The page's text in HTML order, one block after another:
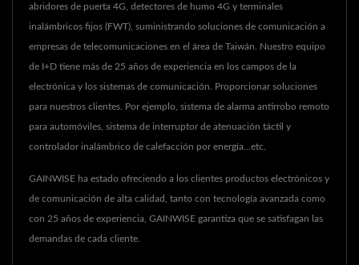
abridores de puerta 4G, detectores de humo 4G y terminales
inalámbricos fijos (FWT), suministrando soluciones de comunicación a
empresas de telecomunicaciones en el área de Taiwán. Nuestro equipo
de I+D tiene más de 25 años de experiencia en los campos de la
electrónica y los sistemas de comunicación. Proporcionar soluciones
para nuestros clientes. Por ejemplo, sistema de alarma antirrobo remoto
para automóviles, sistema de interruptor de atenuación táctil y
controlador inalámbrico de calefacción por energía...etc.
GAINWISE ha estado ofreciendo a los clientes productos electrónicos y
de comunicación de alta calidad, tanto con tecnología avanzada como
con 25 años de experiencia, GAINWISE garantiza que se satisfagan las
demandas de cada cliente.